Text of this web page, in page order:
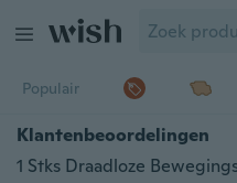
Populair
Klantenbeoordelingen